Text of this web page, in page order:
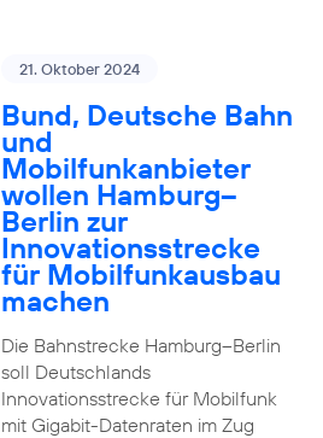
21. Oktober 2024
Bund, Deutsche Bahn
und
Mobilfunkanbieter
wollen Hamburg–
Berlin zur
Innovationsstrecke
für Mobilfunkausbau
machen
Die Bahnstrecke Hamburg–Berlin
soll Deutschlands
Innovationsstrecke für Mobilfunk
mit Gigabit-Datenraten im Zug